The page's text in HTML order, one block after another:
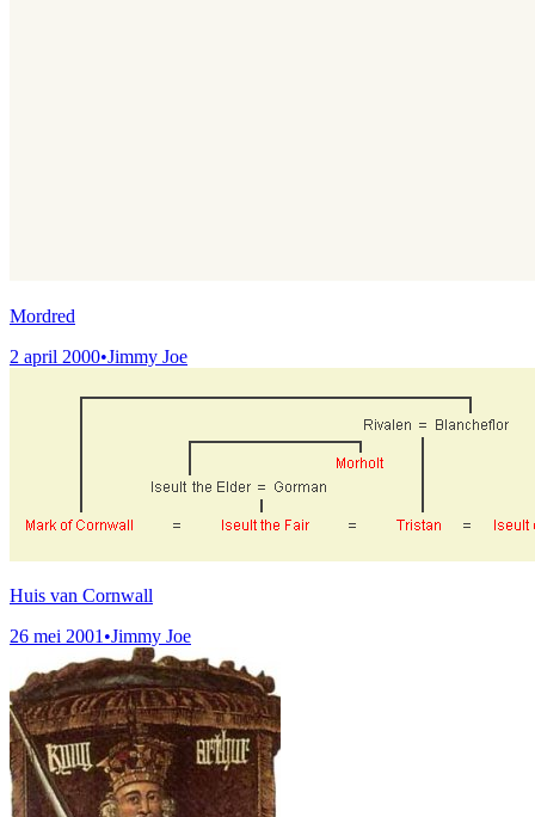
Mordred
2 april 2000•Jimmy Joe
Huis van Cornwall
26 mei 2001 •Jimmy Joe